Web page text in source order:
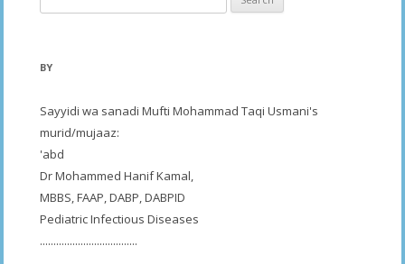
for:
BY
Sayyidi wa sanadi Mufti Mohammad Taqi Usmani's
murid/mujaaz:
'abd
Dr Mohammed Hanif Kamal,
MBBS, FAAP, DABP, DABPID
Pediatric Infectious Diseases
....................................